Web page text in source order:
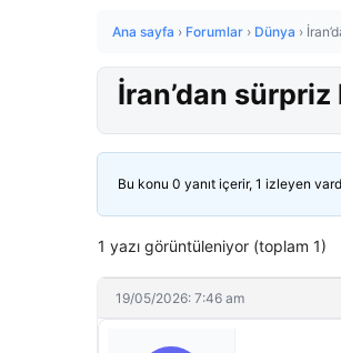
Ana sayfa › Forumlar › Dünya ›
İran’dan
Bu konu 0 yanıt içerir, 1 izleyen
1 yazı görüntüleniyor (toplam 1)
19/05/2026: 7:46 am